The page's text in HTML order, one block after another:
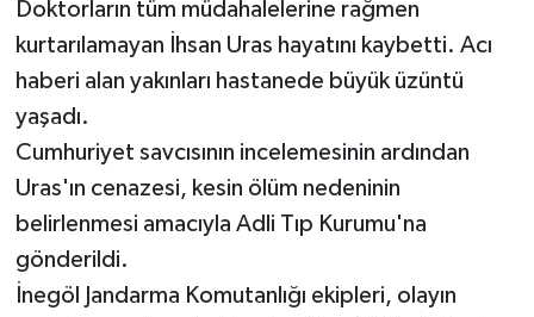
Doktorların tüm müdahalelerine rağmen
kurtarılamayan İhsan Uras hayatını kaybetti. Acı
haberi alan yakınları hastanede büyük üzüntü
yaşadı.
Cumhuriyet savcısının incelemesinin ardından
Uras'ın cenazesi, kesin ölüm nedeninin
belirlenmesi amacıyla Adli Tıp Kurumu'na
gönderildi.
İnegöl Jandarma Komutanlığı ekipleri, olayın